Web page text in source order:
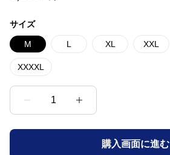
サイズ
M L XL XXL
XXXXL
1
購入画面に進む